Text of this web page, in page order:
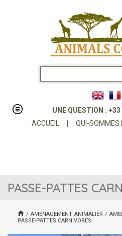
UNE QUESTION :
ACCUEIL
QUI-SOMMES
PASSE-PATTES
/ AMÉNAGEMENT ANIMALIER /
PASSE-PATTES CARNIVORES